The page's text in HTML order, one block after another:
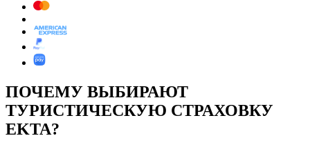
ПОЧЕМУ ВЫБИРАЮТ
ТУРИСТИЧЕСКУЮ СТРАХОВКУ
EKTA?